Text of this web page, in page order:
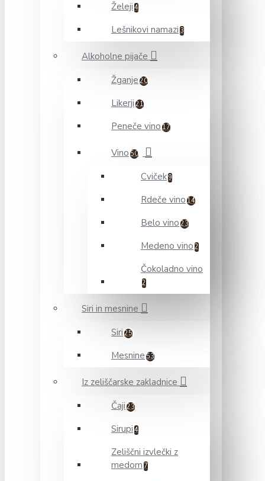
Želeji 4
Lešnikovi namazi 3
Alkoholne pijače
Žganje 20
Likerji 21
Peneče vino 17
Vino 50
Cviček 9
Rdeče vino 14
Belo vino 23
Medeno vino 2
Čokoladno vino
2
Siri in mesnine
Siri 25
Mesnine 53
Iz zeliščarske zakladnice
Čaji 23
Sirupi 4
Zeliščni izvlečki z
medom 7